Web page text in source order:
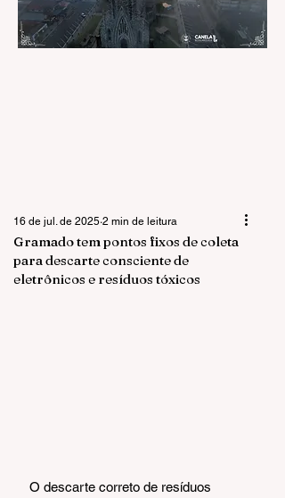
Gramado tem pontos fixos de coleta
para descarte consciente de
eletrônicos e resíduos tóxicos
16 de jul. de 2025 2 min de leitura
O descarte correto de resíduos